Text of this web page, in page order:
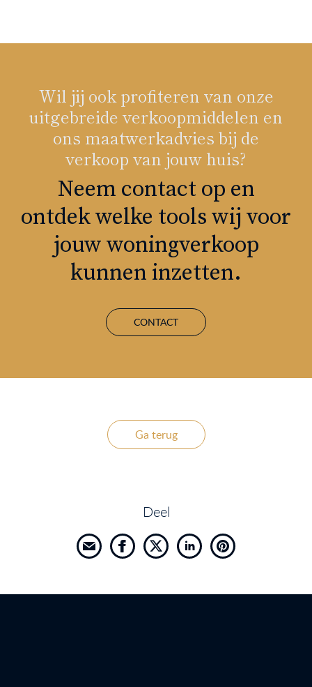
Wil jij ook profiteren van onze
uitgebreide verkoopmiddelen en
ons maatwerkadvies bij de
verkoop van jouw huis?
Neem contact op en
ontdek welke tools wij voor
jouw woningverkoop
kunnen inzetten.
CONTACT
Ga terug
Deel